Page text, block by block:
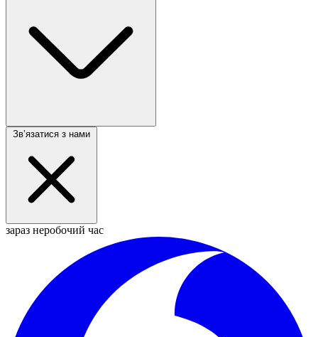
Звʼязатися з нами
зараз неробочий час